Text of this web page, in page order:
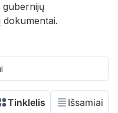
gubernijų
dokumentai.